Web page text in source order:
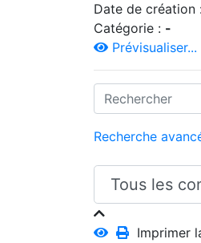
Date de création
Catégorie : -
Prévisualiser...
Recherche
Imprimer